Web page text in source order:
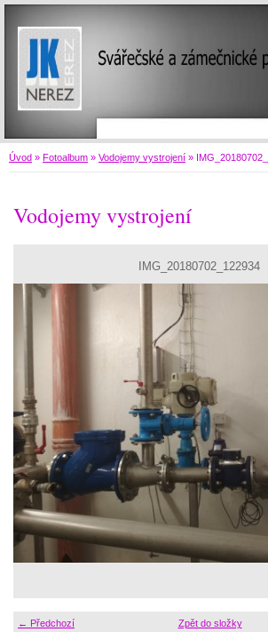
Úvod » Fotoalbum » Vodojemy vystrojení »
Vodojemy vystrojení
IMG_20180702_122934
← Předchozí Zpět do složky